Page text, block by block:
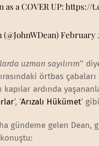
a COVER UP:https://
February
uzman sayılırım’’
örtbas
kapılar ardında
‘, ‘Arızalı Hükümet‘
gündeme gelen Dean,